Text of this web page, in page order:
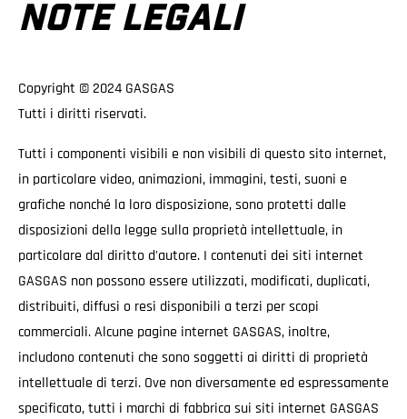
NOTE LEGALI
Copyright © 2024 GASGAS
Tutti i diritti riservati.
Tutti i componenti visibili e non visibili di questo sito internet,
in particolare video, animazioni, immagini, testi, suoni e
grafiche nonché la loro disposizione, sono protetti dalle
disposizioni della legge sulla proprietà intellettuale, in
particolare dal diritto d'autore. I contenuti dei siti internet
GASGAS non possono essere utilizzati, modificati, duplicati,
distribuiti, diffusi o resi disponibili a terzi per scopi
commerciali. Alcune pagine internet GASGAS, inoltre,
includono contenuti che sono soggetti ai diritti di proprietà
intellettuale di terzi. Ove non diversamente ed espressamente
specificato, tutti i marchi di fabbrica sui siti internet GASGAS